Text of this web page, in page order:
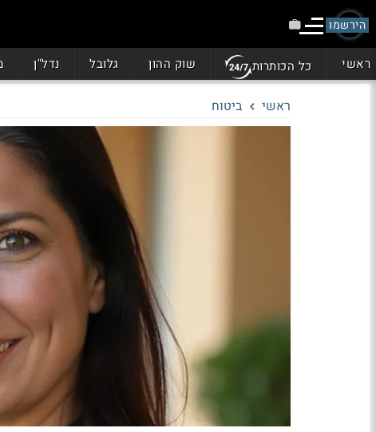
הירשמו
ראשי כל הכותרות שוק ההון גלובל נדל"ן
ראשי ביטוח